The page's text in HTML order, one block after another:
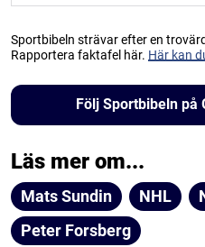
Sportbibeln strävar efter en
Rapportera faktafel här. Här kan
Följ Sportbibeln på
Läs mer om...
Mats Sundin NHL
Peter Forsberg